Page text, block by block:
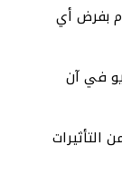
بفرض أي
في آن
التأثيرات